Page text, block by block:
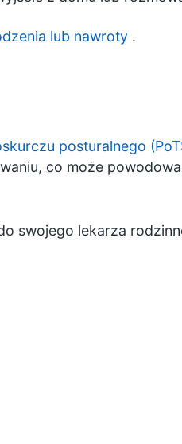
lub nawroty.
posturalnego
co może
swojego lekarza